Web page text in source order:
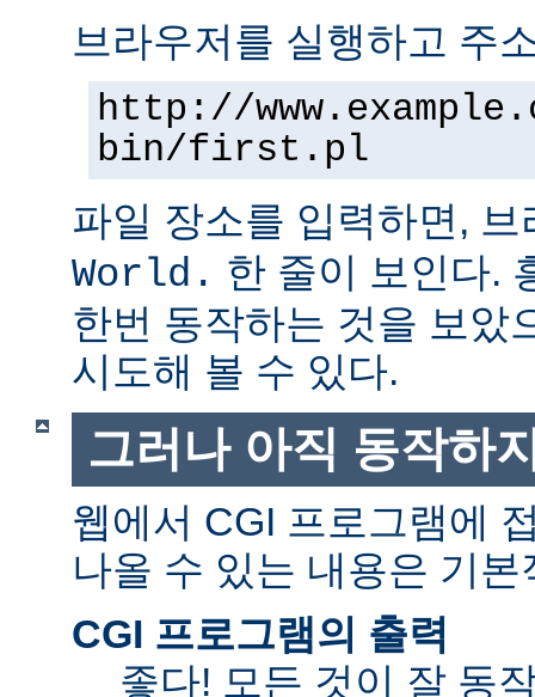
브라우저를 실행하고 주
http://
bin/first.pl
파일 장소를 입력하면,
World. 한 줄이 보인다.
한번 동작하는 것을 보았
시도해 볼 수 있다.
그러나 아직 동작하
웹에서 CGI 프로그램에
나올 수 있는 내용은 기
CGI 프로그램의 출력
좋다! 모든 것이 잘 동